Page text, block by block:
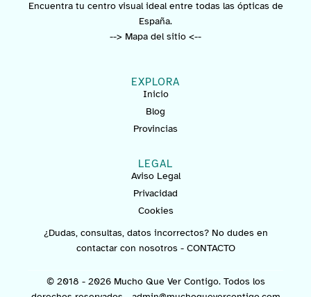
Encuentra tu centro visual ideal entre todas las ópticas de
España.
--> Mapa del sitio <--
EXPLORA
Inicio
Blog
Provincias
LEGAL
Aviso Legal
Privacidad
Cookies
¿Dudas, consultas, datos incorrectos? No dudes en
contactar con nosotros - CONTACTO
© 2018 - 2026 Mucho Que Ver Contigo. Todos los